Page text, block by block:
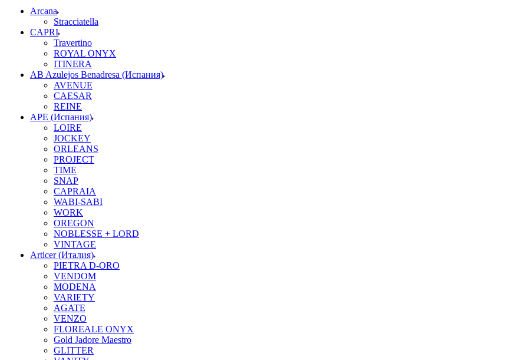
Arcana
Stracciatella
CAPRI
Travertino
ROYAL ONYX
ITINERA
AB Azulejos Benadresa (Испания)
AVENUE
CAESAR
REINE
APE (Испания)
LOIRE
JOCKEY
ORLEANS
PROJECT
TIME
SNAP
CAPRAIA
WABI-SABI
WORK
OREGON
NOBLESSE + LORD
VINTAGE
Articer (Италия)
PIETRA D-ORO
VENDOM
MODENA
VARIETY
AGATE
VENZO
FLOREALE ONYX
Gold Jadore Maestro
GLITTER